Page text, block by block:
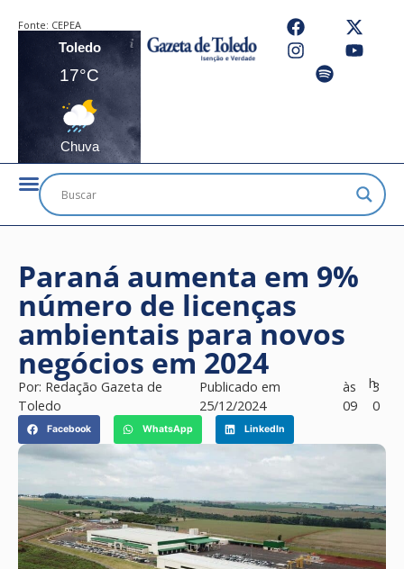
Fonte: CEPEA
Toledo
17°C
Chuva
Paraná aumenta em 9%
número de licenças
ambientais para novos
negócios em 2024
Por: Redação Gazeta de
Toledo
Publicado em
25/12/2024
às
09
h3
0
Facebook WhatsApp LinkedIn